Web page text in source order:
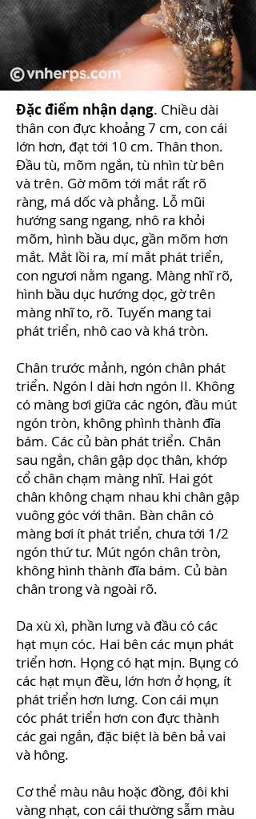
Đặc điểm nhận dạng. Chiều dài
thân con đực khoảng 7 cm, con cái
lớn hơn, đạt tới 10 cm. Thân thon.
Đầu tù, mõm ngắn, tù nhìn từ bên
và trên. Gờ mõm tới mắt rất rõ
ràng, má dốc và phẳng. Lỗ mũi
hướng sang ngang, nhô ra khỏi
mõm, hình bầu dục, gần mõm hơn
mắt. Mắt lồi ra, mí mắt phát triển,
con ngươi nằm ngang. Màng nhĩ rõ,
hình bầu dục hướng dọc, gờ trên
màng nhĩ to, rõ. Tuyến mang tai
phát triển, nhô cao và khá tròn.
Chân trước mảnh, ngón chân phát
triển. Ngón I dài hơn ngón II. Không
có màng bơi giữa các ngón, đầu mút
ngón tròn, không phình thành đĩa
bám. Các củ bàn phát triển. Chân
sau ngắn, chân gập dọc thân, khớp
cổ chân chạm màng nhĩ. Hai gót
chân không chạm nhau khi chân gập
vuông góc với thân. Bàn chân có
màng bơi ít phát triển, chưa tới 1/2
ngón thứ tư. Mút ngón chân tròn,
không hình thành đĩa bám. Củ bàn
chân trong và ngoài rõ.
Da xù xì, phần lưng và đầu có các
hạt mụn cóc. Hai bên các mụn phát
triển hơn. Họng có hạt mịn. Bụng có
các hạt mụn đều, lớn hơn ở họng, ít
phát triển hơn lưng. Con cái mụn
cóc phát triển hơn con đực thành
các gai ngắn, đặc biệt là bên bả vai
và hông.
Cơ thể màu nâu hoặc đồng, đôi khi
vàng nhạt, con cái thường sẫm màu